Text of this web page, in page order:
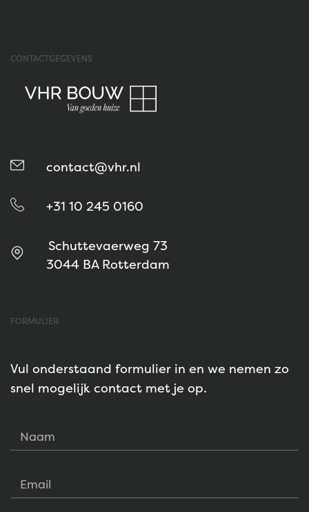
CONTACTGEGEVENS
contact@vhr.nl
+31 10 245 0160
Schuttevaerweg 73
3044 BA Rotterdam
FORMULIER
Vul onderstaand formulier in en we nemen zo
snel mogelijk contact met je op.